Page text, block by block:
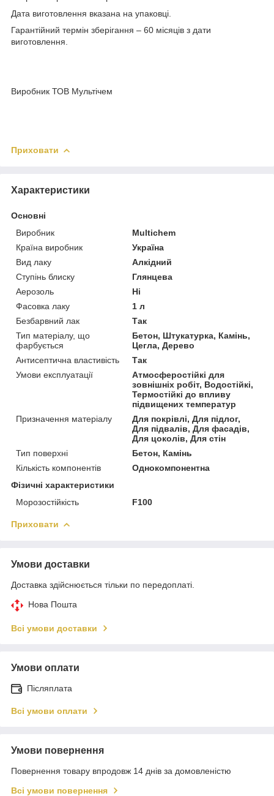
Дата виготовлення вказана на упаковці.
Гарантійний термін зберігання – 60 місяців з дати
виготовлення.
Виробник ТОВ Мультічем
Приховати
Характеристики
Основні
Виробник
Multichem
Країна виробник
Україна
Вид лаку
Алкідний
Ступінь блиску
Глянцева
Аерозоль
Ні
Фасовка лаку
1 л
Безбарвний лак
Так
Тип матеріалу, що
фарбується
Бетон, Штукатурка, Камінь,
Цегла, Дерево
Антисептична властивість
Так
Умови експлуатації
Атмосферостійкі для
зовнішніх робіт, Водостійкі,
Термостійкі до впливу
підвищених температур
Призначення матеріалу
Для покрівлі, Для підлог,
Для підвалів, Для фасадів,
Для цоколів, Для стін
Тип поверхні
Бетон, Камінь
Кількість компонентів
Однокомпонентна
Фізичні характеристики
Морозостійкість
F100
Приховати
Умови доставки
Доставка здійснюється тільки по передоплаті.
Нова Пошта
Всі умови доставки
Умови оплати
Післяплата
Всі умови оплати
Умови повернення
Повернення товару впродовж 14 днів за домовленістю
Всі умови повернення